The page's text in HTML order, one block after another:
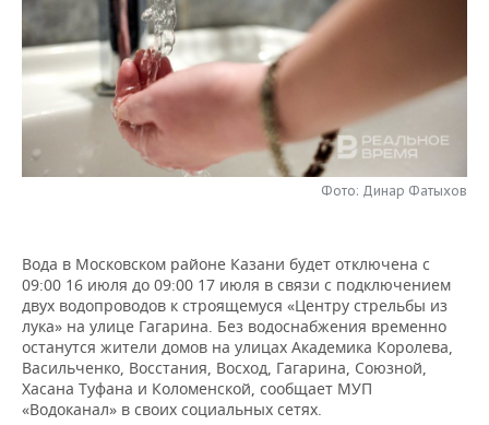
НЕФТЕХИМИЯ
НЕФТЬ
ОПК
ЭНЕРГЕТИКА
РОЗНИЧНАЯ ТОРГОВЛЯ
ТРАНСПОРТ
НОВОСТИ ТЕХНОЛОГИЙ
МЕРОПРИЯТИЯ
НОВОСТИ МЕРОПРИЯТИЙ
ВЫЕЗДНАЯ РЕДАКЦИЯ
ОТКРЫТАЯ ЛЕКЦИЯ
СПОРТ
НОВОСТИ СПОРТА
БАСКЕТБОЛ
ВОЛЕЙБОЛ
КИБЕРСПОРТ
ИНФРАСТРУКТУРА
ИСТОРИЯ
КУЛЬТУРА
СПРАВОЧНИК
СПИСОК ПЕРСОН
СПИСОК КОМПАНИЙ
ПОЛНАЯ ВЕРСИЯ
Фото: Динар Фатыхов
Вода в Московском районе Казани будет отключена с
09:00 16 июля до 09:00 17 июля в связи с подключением
двух водопроводов к строящемуся «Центру стрельбы из
лука» на улице Гагарина. Без водоснабжения временно
останутся жители домов на улицах Академика Королева,
Васильченко, Восстания, Восход, Гагарина, Союзной,
Хасана Туфана и Коломенской, сообщает МУП
«Водоканал» в своих социальных сетях.